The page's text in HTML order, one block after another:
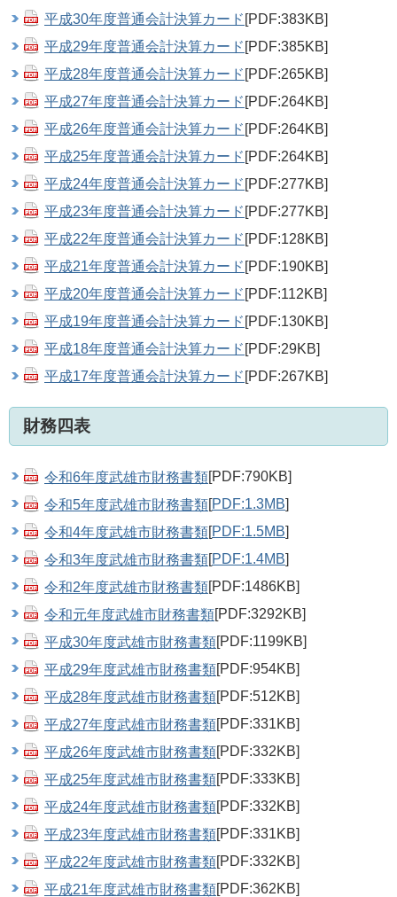
平成30年度普通会計決算カード [PDF:383KB]
平成29年度普通会計決算カード [PDF:385KB]
平成28年度普通会計決算カード [PDF:265KB]
平成27年度普通会計決算カード [PDF:264KB]
平成26年度普通会計決算カード [PDF:264KB]
平成25年度普通会計決算カード [PDF:264KB]
平成24年度普通会計決算カード [PDF:277KB]
平成23年度普通会計決算カード [PDF:277KB]
平成22年度普通会計決算カード [PDF:128KB]
平成21年度普通会計決算カード [PDF:190KB]
平成20年度普通会計決算カード [PDF:112KB]
平成19年度普通会計決算カード [PDF:130KB]
平成18年度普通会計決算カード [PDF:29KB]
平成17年度普通会計決算カード [PDF:267KB]
財務四表
令和6年度武雄市財務書類[PDF:790KB]
令和5年度武雄市財務書類[PDF:1.3MB]
令和4年度武雄市財務書類[PDF:1.5MB]
令和3年度武雄市財務書類[PDF:1.4MB]
令和2年度武雄市財務書類[PDF:1486KB]
令和元年度武雄市財務書類[PDF:3292KB]
平成30年度武雄市財務書類[PDF:1199KB]
平成29年度武雄市財務書類[PDF:954KB]
平成28年度武雄市財務書類[PDF:512KB]
平成27年度武雄市財務書類[PDF:331KB]
平成26年度武雄市財務書類[PDF:332KB]
平成25年度武雄市財務書類[PDF:333KB]
平成24年度武雄市財務書類[PDF:332KB]
平成23年度武雄市財務書類[PDF:331KB]
平成22年度武雄市財務書類[PDF:332KB]
平成21年度武雄市財務書類[PDF:362KB]